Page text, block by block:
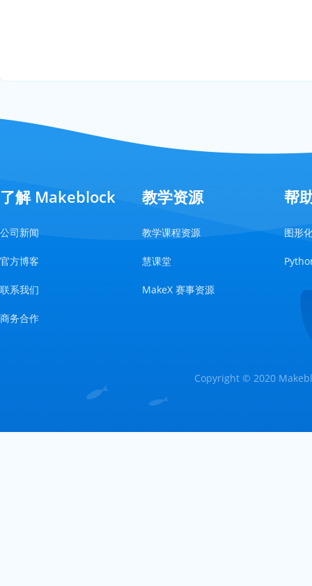
了解 Makeblock
公司新闻
官方博客
联系我们
商务合作
教学资源
教学课程资源
慧课堂
MakeX 赛事资源
帮
图形
Copyright © 2020